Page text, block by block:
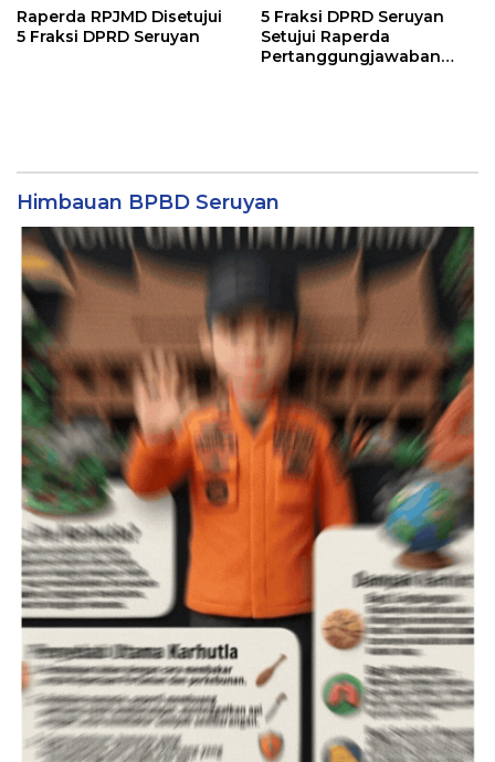
Raperda RPJMD Disetujui
5 Fraksi DPRD Seruyan
5 Fraksi DPRD Seruyan
Setujui Raperda
Pertanggungjawaban
Himbauan BPBD Seruyan